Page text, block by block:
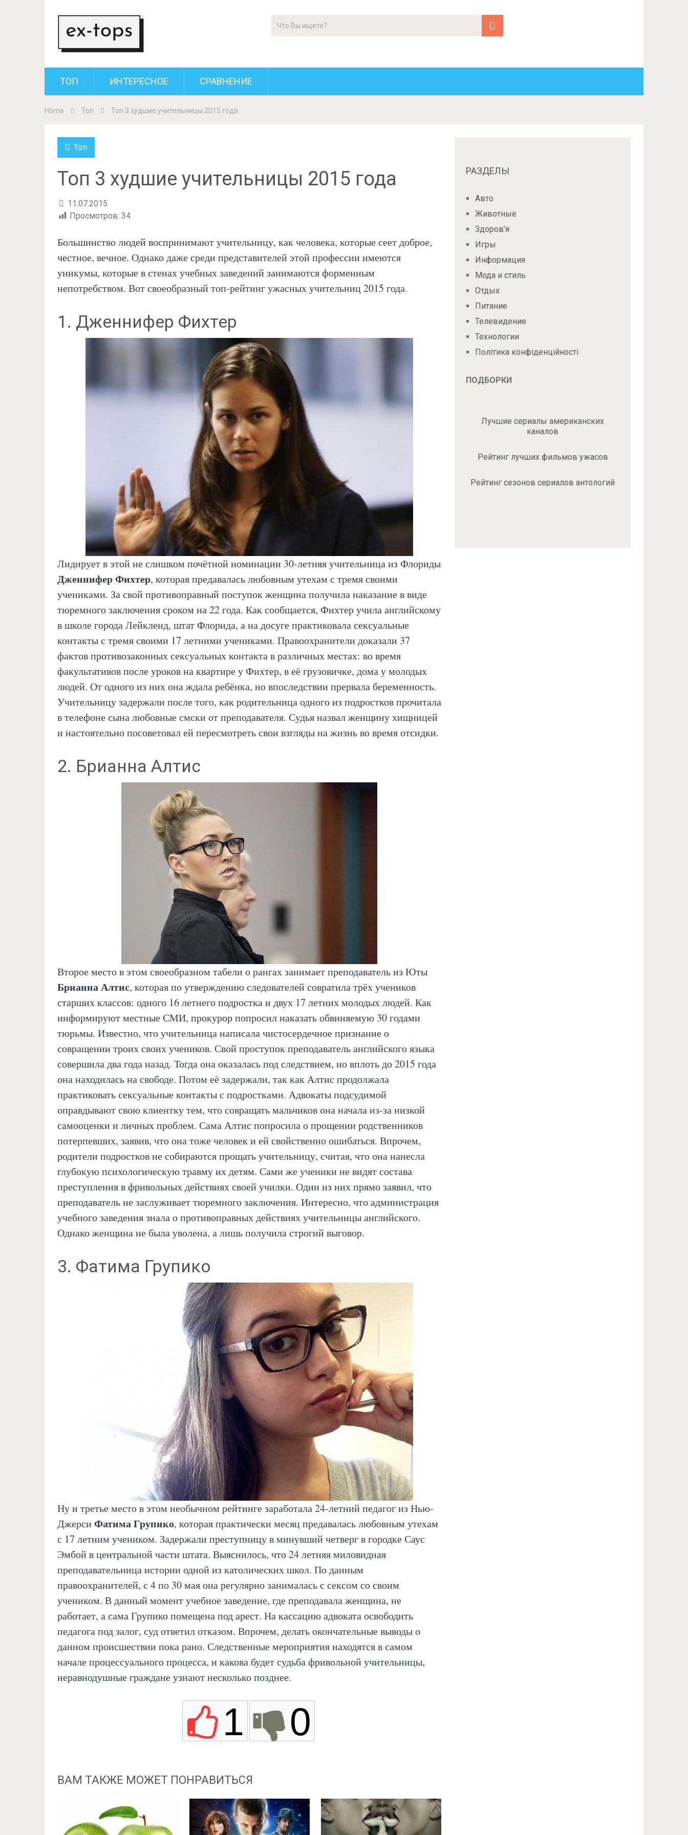
ТОП ИНТЕРЕСНОЕ СРАВНЕНИЕ
Home Топ Топ 3 худшие учительницы 2015 года
Топ
Топ 3 худшие учительницы 2015 года
11.07.2015
Просмотров: 34
Большинство людей воспринимают учительницу, как человека, которые сеет доброе,
честное, вечное. Однако даже среди представителей этой профессии имеются
уникумы, которые в стенах учебных заведений занимаются форменным
непотребством. Вот своеобразный топ-рейтинг ужасных учительниц 2015 года.
1. Дженнифер Фихтер
Лидирует в этой не слишком почётной номинации 30-летняя учительница из Флориды
Дженнифер Фихтер, которая предавалась любовным утехам с тремя своими
учениками. За свой противоправный поступок женщина получила наказание в виде
тюремного заключения сроком на 22 года. Как сообщается, Фихтер учила английскому
в школе города Лейкленд, штат Флорида, а на досуге практиковала сексуальные
контакты с тремя своими 17 летними учениками. Правоохранители доказали 37
фактов противозаконных сексуальных контакта в различных местах: во время
факультативов после уроков на квартире у Фихтер, в её грузовичке, дома у молодых
людей. От одного из них она ждала ребёнка, но впоследствии прервала беременность.
Учительницу задержали после того, как родительница одного из подростков прочитала
в телефоне сына любовные смски от преподавателя. Судья назвал женщину хищницей
и настоятельно посоветовал ей пересмотреть свои взгляды на жизнь во время отсидки.
2. Брианна Алтис
Второе место в этом своеобразном табели о рангах занимает преподаватель из Юты
Брианна Алтис, которая по утверждению следователей совратила трёх учеников
старших классов: одного 16 летнего подростка и двух 17 летних молодых людей. Как
информируют местные СМИ, прокурор попросил наказать обвиняемую 30 годами
тюрьмы. Известно, что учительница написала чистосердечное признание о
совращении троих своих учеников. Свой проступок преподаватель английского языка
совершила два года назад. Тогда она оказалась под следствием, но вплоть до 2015 года
она находилась на свободе. Потом её задержали, так как Алтис продолжала
практиковать сексуальные контакты с подростками. Адвокаты подсудимой
оправдывают свою клиентку тем, что совращать мальчиков она начала из-за низкой
самооценки и личных проблем. Сама Алтис попросила о прощении родственников
потерпевших, заявив, что она тоже человек и ей свойственно ошибаться. Впрочем,
родители подростков не собираются прощать учительницу, считая, что она нанесла
глубокую психологическую травму их детям. Сами же ученики не видят состава
преступления в фривольных действиях своей училки. Один из них прямо заявил, что
преподаватель не заслуживает тюремного заключения. Интересно, что администрация
учебного заведения знала о противоправных действиях учительницы английского.
Однако женщина не была уволена, а лишь получила строгий выговор.
3. Фатима Групико
Ну и третье место в этом необычном рейтинге заработала 24-летний педагог из Нью-
Джерси Фатима Групико, которая практически месяц предавалась любовным утехам
с 17 летним учеником. Задержали преступницу в минувший четверг в городке Саус
Эмбой в центральной части штата. Выяснилось, что 24 летняя миловидная
преподавательница истории одной из католических школ. По данным
правоохранителей, с 4 по 30 мая она регулярно занималась с сексом со своим
учеником. В данный момент учебное заведение, где преподавала женщина, не
работает, а сама Групико помещена под арест. На кассацию адвоката освободить
педагога под залог, суд ответил отказом. Впрочем, делать окончательные выводы о
данном происшествии пока рано. Следственные мероприятия находятся в самом
начале процессуального процесса, и какова будет судьба фривольной учительницы,
неравнодушные граждане узнают несколько позднее.
1 0
ВАМ ТАКЖЕ МОЖЕТ ПОНРАВИТЬСЯ
РАЗДЕЛЫ
Авто
Животные
Здоров’я
Игры
Информация
Мода и стиль
Отдых
Питание
Телевидение
Технологии
Політика конфіденційності
ПОДБОРКИ
Лучшие сериалы американских
каналов
Рейтинг лучших фильмов ужасов
Рейтинг сезонов сериалов антологий